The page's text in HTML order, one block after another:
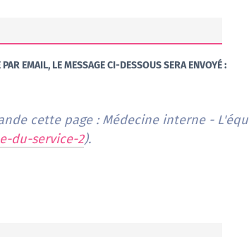
PAR EMAIL, LE MESSAGE CI-DESSOUS SERA ENVOYÉ :
du-service-2).